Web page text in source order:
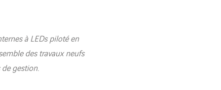
à LEDs piloté en
des travaux neufs
gestion.